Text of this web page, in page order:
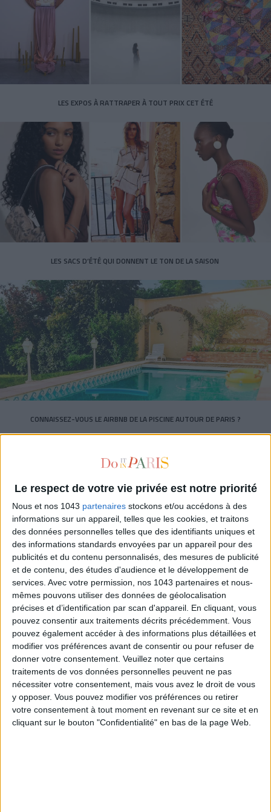
Le respect de votre vie privée est notre priorité
Nous et nos 1043 partenaires stockons et/ou accédons à des
informations sur un appareil, telles que les cookies, et traitons
des données personnelles telles que des identifiants uniques et
des informations standards envoyées par un appareil pour des
publicités et du contenu personnalisés, des mesures de publicité
et de contenu, des études d'audience et le développement de
services. Avec votre permission, nos 1043 partenaires et nous-
mêmes pouvons utiliser des données de géolocalisation
précises et d’identification par scan d'appareil. En cliquant, vous
pouvez consentir aux traitements décrits précédemment. Vous
pouvez également accéder à des informations plus détaillées et
modifier vos préférences avant de consentir ou pour refuser de
donner votre consentement. Veuillez noter que certains
traitements de vos données personnelles peuvent ne pas
nécessiter votre consentement, mais vous avez le droit de vous
y opposer. Vous pouvez modifier vos préférences ou retirer
votre consentement à tout moment en revenant sur ce site et en
cliquant sur le bouton "Confidentialité" en bas de la page Web.
LES EXPOS À RATTRAPER À TOUT PRIX CET ÉTÉ
LES SACS D’ÉTÉ QUI DONNENT LE TON DE LA SAISON
CONNAISSEZ-VOUS LE AIRBNB DE LA PISCINE AUTOUR DE PARIS ?
LES SNEAKERS STARS DE L’ÉTÉ
Inscrivez-vous à notre newsletter
S'INSCRIRE